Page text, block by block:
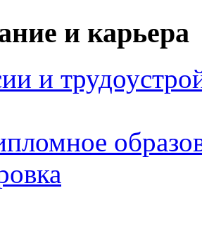
и карьера
и